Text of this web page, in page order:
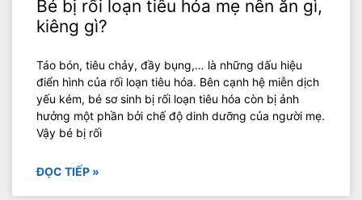
Bé bị rối loạn tiêu hóa mẹ nên ăn gì,
kiêng gì?
Táo bón, tiêu chảy, đầy bụng,… là những dấu hiệu
điển hình của rối loạn tiêu hóa. Bên cạnh hệ miễn dịch
yếu kém, bé sơ sinh bị rối loạn tiêu hóa còn bị ảnh
hưởng một phần bởi chế độ dinh dưỡng của người mẹ.
Vậy bé bị rối
ĐỌC TIẾP »